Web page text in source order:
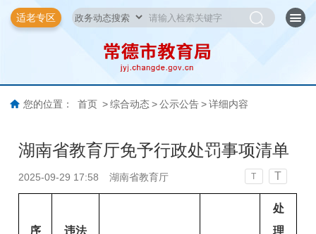
适老专区
您的位置： 首页 > 综合动态 > 公示公告 > 详细内容
湖南省教育厅免予行政处罚事项清单
2025-09-29 17:58 湖南省教育厅 T T
序
违法
处
理